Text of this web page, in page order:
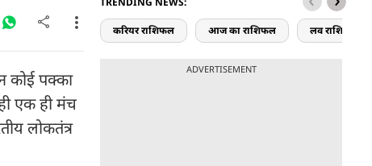
कोई पक्का
एक ही मंच
लोकतंत्र
करियर राशिफल आज का राशिफल लव राशिफल
ADVERTISEMENT